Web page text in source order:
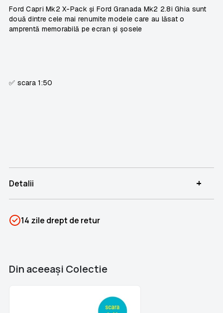
Ford Capri Mk2 X-Pack și Ford Granada Mk2 2.8i Ghia sunt
două dintre cele mai renumite modele care au lăsat o
amprentă memorabilă pe ecran și șosele
✅ scara 1:50
Detalii +
Categorii
TV si Filme
14 zile drept de retur
Din aceeaşi Colectie